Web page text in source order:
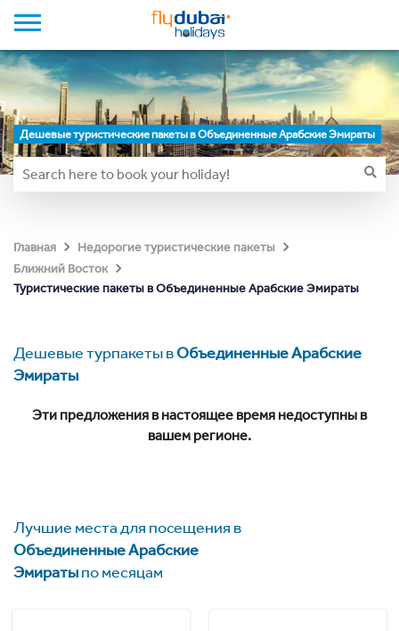
Дешевые туристические пакеты в Объединенные Арабские Эмираты
Главная
Недорогие туристические пакеты
Ближний Восток
Туристические пакеты в Объединенные Арабские Эмираты
Дешевые турпакеты вОбъединенные Арабские
Эмираты
Эти предложения в настоящее время недоступны в
вашем регионе.
Лучшие места для посещения в
Объединенные Арабские
Эмиратыпо месяцам